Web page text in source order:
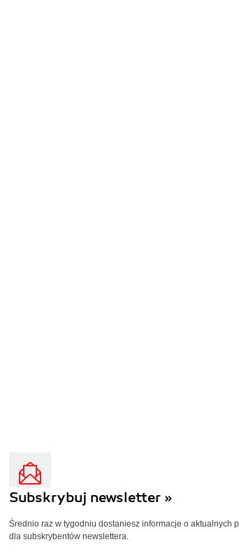
Subskrybuj newsletter »
Średnio raz w tygodniu dostaniesz informacje o aktualnych
dla subskrybentów newslettera.